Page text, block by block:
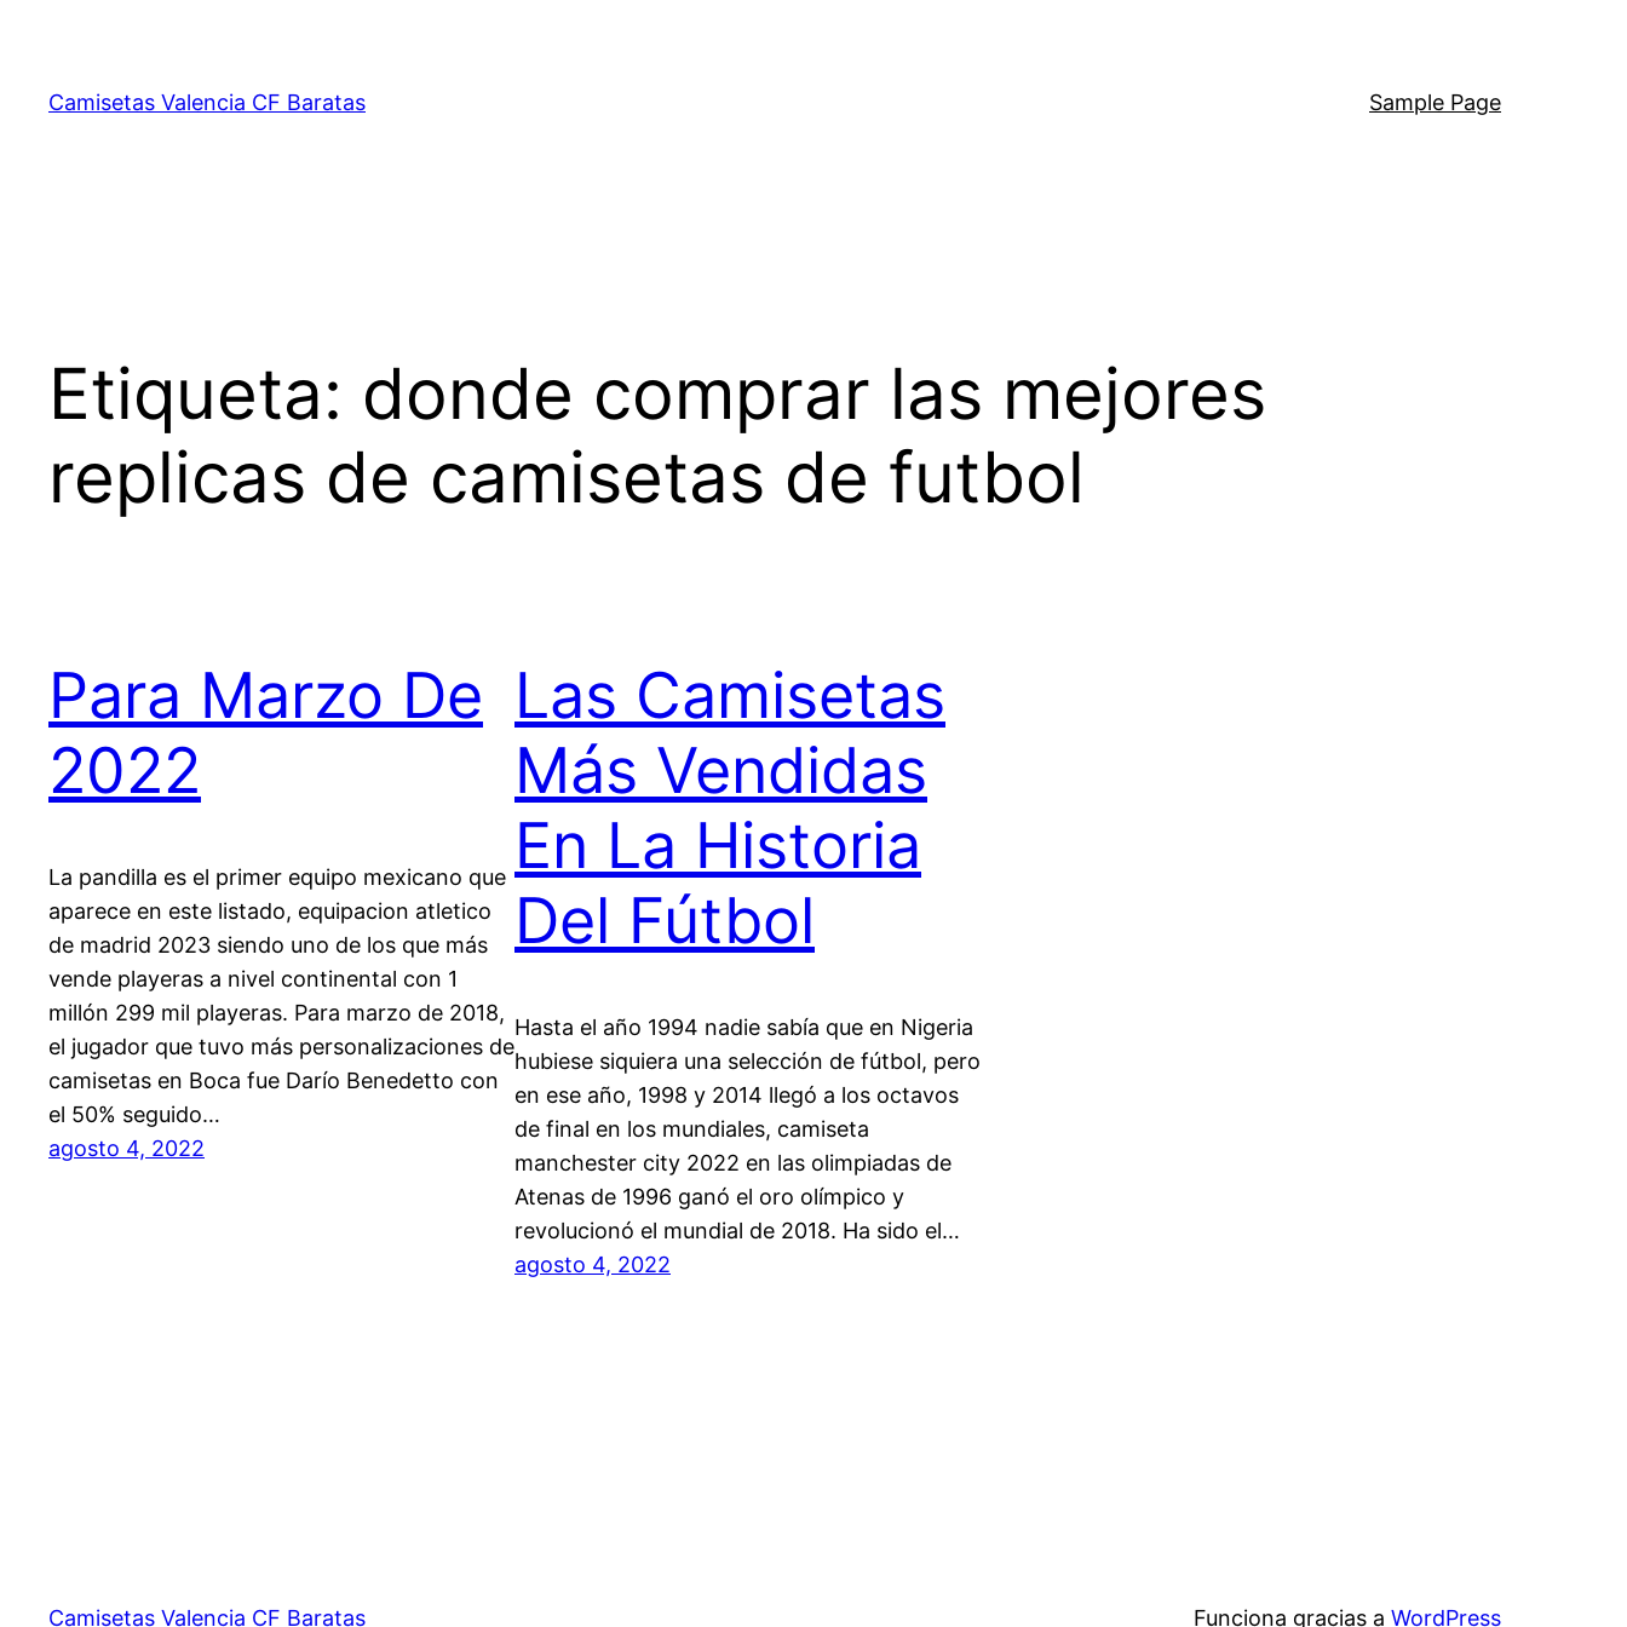
contenido
Camisetas Valencia CF Baratas Sample Page
Etiqueta: donde comprar las mejores
replicas de camisetas de futbol
Para Marzo De
2022
La pandilla es el primer equipo mexicano que
aparece en este listado, equipacion atletico
de madrid 2023 siendo uno de los que más
vende playeras a nivel continental con 1
millón 299 mil playeras. Para marzo de 2018,
el jugador que tuvo más personalizaciones de
camisetas en Boca fue Darío Benedetto con
el 50% seguido…
agosto 4, 2022
Las Camisetas
Más Vendidas
En La Historia
Del Fútbol
Hasta el año 1994 nadie sabía que en Nigeria
hubiese siquiera una selección de fútbol, pero
en ese año, 1998 y 2014 llegó a los octavos
de final en los mundiales, camiseta
manchester city 2022 en las olimpiadas de
Atenas de 1996 ganó el oro olímpico y
revolucionó el mundial de 2018. Ha sido el…
agosto 4, 2022
Camisetas Valencia CF Baratas Funciona gracias a WordPress